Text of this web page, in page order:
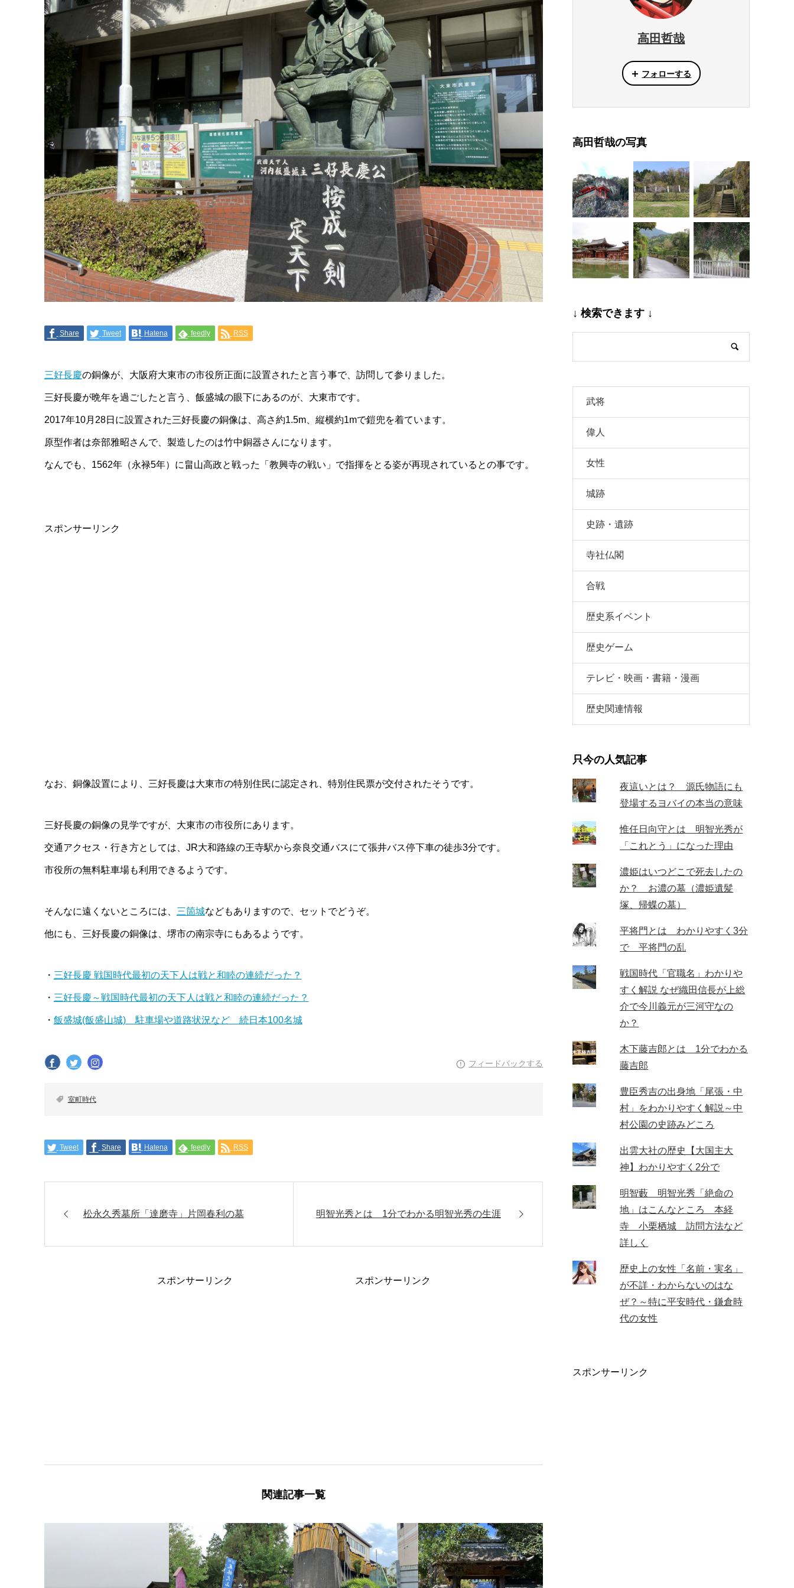
Share Tweet Hatena feedly RSS
三好長慶の銅像が、大阪府大東市の市役所正面に設置されたと言う事で、訪問して参りました。
三好長慶が晩年を過ごしたと言う、飯盛城の眼下にあるのが、大東市です。
2017年10月28日に設置された三好長慶の銅像は、高さ約1.5m、縦横約1mで鎧兜を着ています。
原型作者は奈部雅昭さんで、製造したのは竹中銅器さんになります。
なんでも、1562年（永禄5年）に畠山高政と戦った「教興寺の戦い」で指揮をとる姿が再現されているとの事です。
スポンサーリンク
なお、銅像設置により、三好長慶は大東市の特別住民に認定され、特別住民票が交付されたそうです。
三好長慶の銅像の見学ですが、大東市の市役所にあります。
交通アクセス・行き方としては、JR大和路線の王寺駅から奈良交通バスにて張井バス停下車の徒歩3分です。
市役所の無料駐車場も利用できるようです。
そんなに遠くないところには、 三箇城などもありますので、セットでどうぞ。
他にも、三好長慶の銅像は、堺市の南宗寺にもあるようです。
・ 三好長慶 戦国時代最初の天下人は戦と和睦の連続だった？
・ 三好長慶～戦国時代最初の天下人は戦と和睦の連続だった？
・ 飯盛城(飯盛山城) 駐車場や道路状況など 続日本100名城
フィードバックする
室町時代
Tweet Share Hatena feedly RSS
松永久秀墓所「達磨寺」片岡春利の墓 明智光秀とは 1分でわかる明智光秀の生涯
スポンサーリンク スポンサーリンク
関連記事一覧
高田哲哉
フォローする
高田哲哉の写真
↓ 検索できます ↓
武将
偉人
女性
城跡
史跡・遺跡
寺社仏閣
合戦
歴史系イベント
歴史ゲーム
テレビ・映画・書籍・漫画
歴史関連情報
只今の人気記事
夜這いとは？ 源氏物語にも
登場するヨバイの本当の意味
惟任日向守とは 明智光秀が
「これとう」になった理由
濃姫はいつどこで死去したの
か？ お濃の墓（濃姫遺髪
塚、帰蝶の墓）
平将門とは わかりやすく3分
で 平将門の乱
戦国時代「官職名」わかりや
すく解説 なぜ織田信長が上総
介で今川義元が三河守なの
か？
木下藤吉郎とは 1分でわかる
藤吉郎
豊臣秀吉の出身地「尾張・中
村」をわかりやすく解説～中
村公園の史跡みどころ
出雲大社の歴史【大国主大
神】わかりやすく2分で
明智藪 明智光秀「絶命の
地」はこんなところ 本経
寺 小栗栖城 訪問方法など
詳しく
歴史上の女性「名前・実名」
が不詳・わからないのはな
ぜ？～特に平安時代・鎌倉時
代の女性
スポンサーリンク